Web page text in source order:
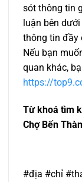
sót thông tin
luận bên
thông tin đầy
Nếu bạn
quan khác,
https://
Từ khoá tìm
Chợ Bến
#địa #chỉ